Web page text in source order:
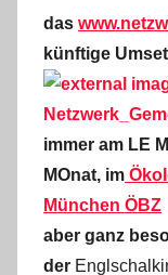
das
künftige
immer am LE
MOnat, im
München ÖBZ
aber ganz
der